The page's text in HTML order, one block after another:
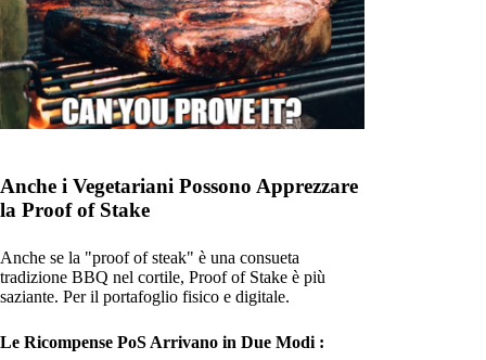
Anche i Vegetariani Possono Apprezzare
la Proof of Stake
Anche se la "proof of steak" è una consueta
tradizione BBQ nel cortile, Proof of Stake è più
saziante. Per il portafoglio fisico e digitale.
Le Ricompense PoS Arrivano in Due Modi :